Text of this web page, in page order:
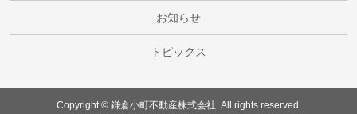
お知らせ
トピックス
Copyright © 鎌倉小町不動産株式会社. All rights reserved.